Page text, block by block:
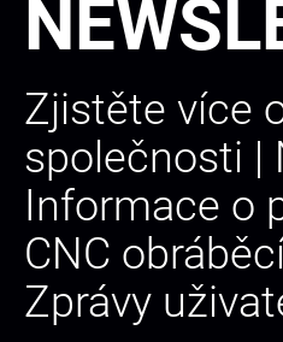
Zjistěte více
společnosti |
Informace o
CNC
Zprávy